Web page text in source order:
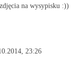
na wysypisku :))
23:26